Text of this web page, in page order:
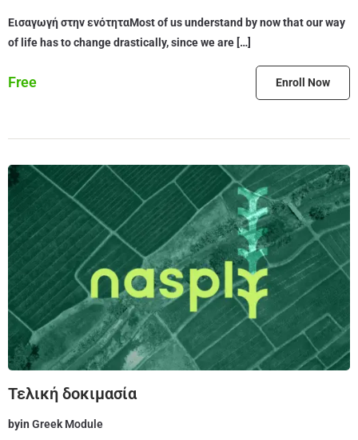
Εισαγωγή στην ενότηταMost of us understand by now that our way
of life has to change drastically, since we are […]
Free Enroll Now
Τελική δοκιμασία
byin Greek Module